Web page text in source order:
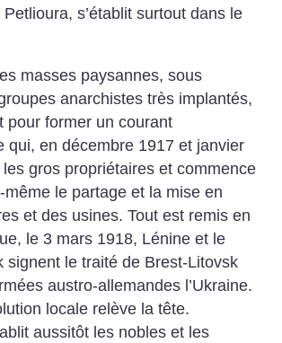
s’établit surtout dans le
masses paysannes, sous
anarchistes très implantés,
pour former un courant
qui, en décembre 1917 et janvier
gros propriétaires et commence
le partage et la mise en
et des usines. Tout est remis en
le 3 mars 1918, Lénine et le
signent le traité de Brest-Litovsk
austro-allemandes l’Ukraine.
locale relève la tête.
aussitôt les nobles et les